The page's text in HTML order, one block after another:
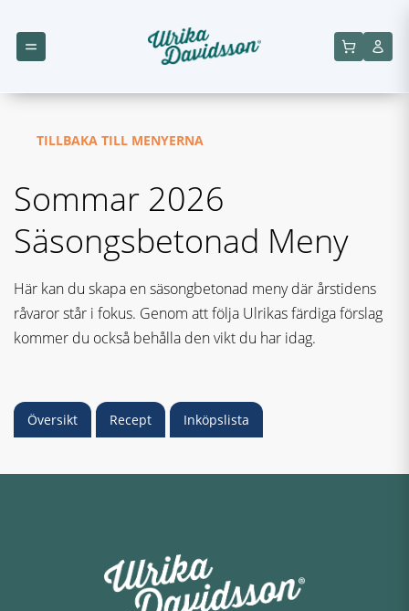
TILLBAKA TILL MENYERNA
Sommar 2026
Säsongsbetonad Meny
Här kan du skapa en säsongbetonad meny där årstidens
råvaror står i fokus. Genom att följa Ulrikas färdiga förslag
kommer du också behålla den vikt du har idag.
Översikt Recept Inköpslista